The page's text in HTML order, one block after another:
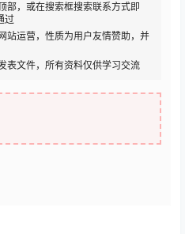
部，或在搜索框搜索联系方式即
过
站运营，性质为用户友情赞助，并
表文件，所有资料仅供学习交流